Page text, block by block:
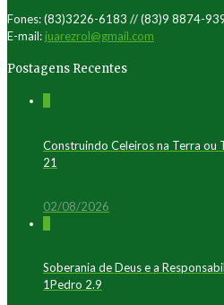
Fones: (83)3226-6183 // (83)9 8874-
E-mail: juarezrol@gmail.com
Postagens Recentes
Construindo Celeiros na Terra ou
21
02/08/2026
Soberania de Deus e a
1Pedro 2.9